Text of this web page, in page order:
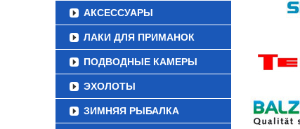
АКСЕССУАРЫ
ЛАКИ ДЛЯ ПРИМАНОК
ПОДВОДНЫЕ КАМЕРЫ
ЭХОЛОТЫ
ЗИМНЯЯ РЫБАЛКА